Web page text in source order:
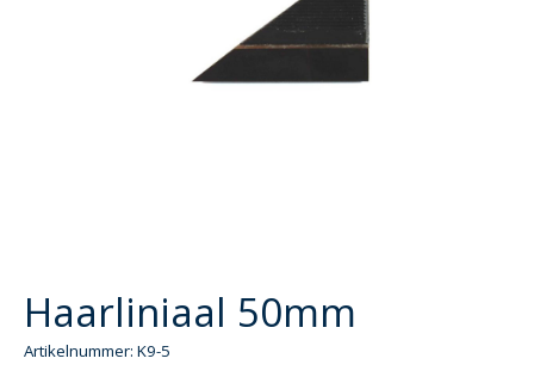
Haarliniaal 50mm
Artikelnummer: K9-5